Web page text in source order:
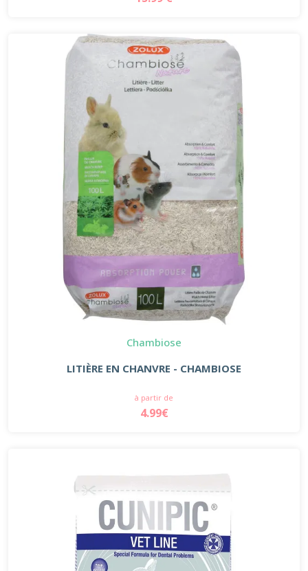
Chambiose
LITIÈRE EN CHANVRE - CHAMBIOSE
à partir de
4.99€